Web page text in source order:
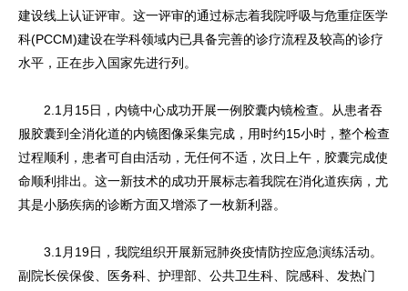
建设线上认证评审。这一评审的通过标志着我院呼吸与危重症医学
科(PCCM)建设在学科领域内已具备完善的诊疗流程及较高的诊疗
水平，正在步入国家先进行列。
2.1月15日，内镜中心成功开展一例胶囊内镜检查。从患者吞
服胶囊到全消化道的内镜图像采集完成，用时约15小时，整个检查
过程顺利，患者可自由活动，无任何不适，次日上午，胶囊完成使
命顺利排出。这一新技术的成功开展标志着我院在消化道疾病，尤
其是小肠疾病的诊断方面又增添了一枚新利器。
3.1月19日，我院组织开展新冠肺炎疫情防控应急演练活动。
副院长侯保俊、医务科、护理部、公共卫生科、院感科、发热门